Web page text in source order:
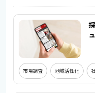
市場調査 地域活性化